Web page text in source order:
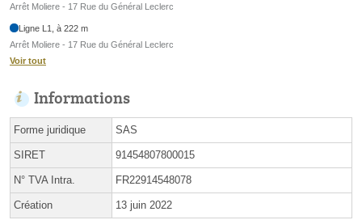
Arrêt Moliere - 17 Rue du Général Leclerc
Ligne L1, à 222 m
Arrêt Moliere - 17 Rue du Général Leclerc
Voir tout
Informations
Forme juridique SAS
SIRET 91454807800015
N° TVA Intra. FR22914548078
Création 13 juin 2022